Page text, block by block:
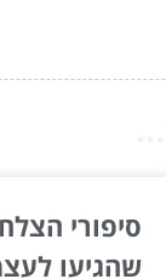
סיפורי
שהגיעו